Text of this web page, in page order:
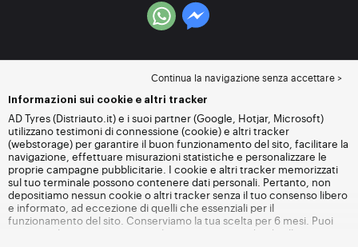
Continua la navigazione senza accettare >
Informazioni sui cookie e altri tracker
AD Tyres (Distriauto.it) e i suoi partner (Google, Hotjar, Microsoft)
utilizzano testimoni di connessione (cookie) e altri tracker
(webstorage) per garantire il buon funzionamento del sito, facilitare la
navigazione, effettuare misurazioni statistiche e personalizzare le
proprie campagne pubblicitarie. I cookie e altri tracker memorizzati
sul tuo terminale possono contenere dati personali. Pertanto, non
depositiamo nessun cookie o altri tracker senza il tuo consenso libero
e informato, ad eccezione di quelli che essenziali per il
funzionamento del sito. Conserviamo la tua scelta per 6 mesi. Puoi
revocare il tuo consenso in qualsiasi momento andando alla